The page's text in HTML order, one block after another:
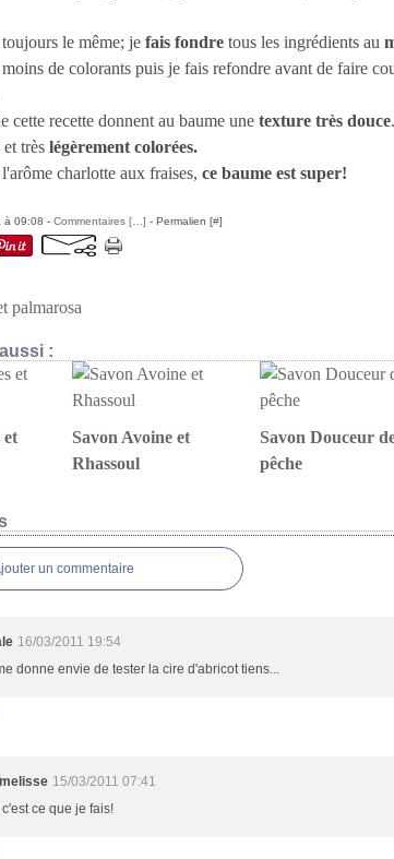
le même; je fais fondre tous les ingrédients au
de colorants puis je fais refondre avant de faire
cette recette donnent au baume une texture très douce
et très légèrement colorées.
charlotte aux fraises, ce baume est super!
à 09:08 - Commentaires [ ] - Permalien [#]
palmarosa
:
et
Savon Avoine et
Rhassoul
Savon Douceur
pêche
un commentaire
16/03/2011 19:54
donne envie de tester la cire d'abricot tiens...
15/03/2011 07:41
ce que je fais!